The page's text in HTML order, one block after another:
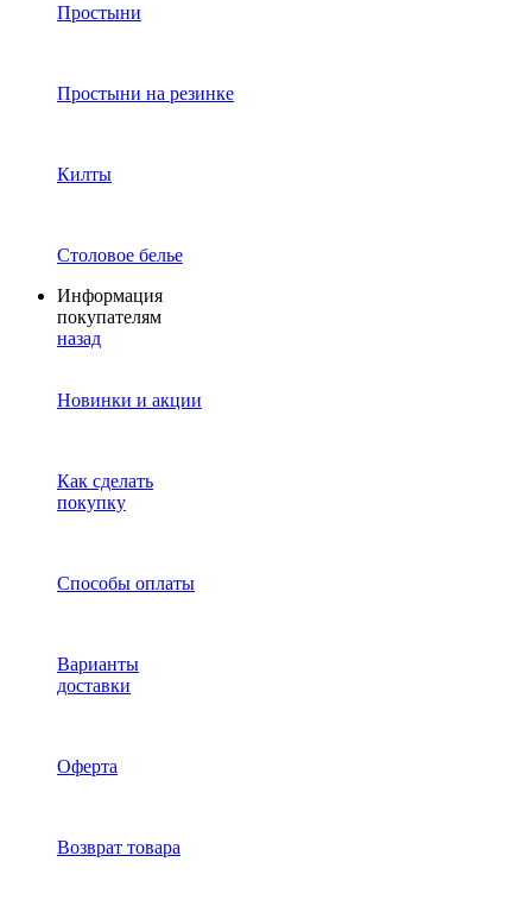
Простыни
Простыни на резинке
Килты
Столовое белье
Информация
покупателям
назад
Новинки и акции
Как сделать
покупку
Способы оплаты
Варианты
доставки
Оферта
Возврат товара